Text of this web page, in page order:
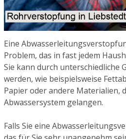
Eine
Problem, das in fast jedem
Sie kann durch unterschiedliche
werden, wie beispielsweise
Papier oder andere Materialien,
Abwassersystem gelangen.
Falls Sie eine